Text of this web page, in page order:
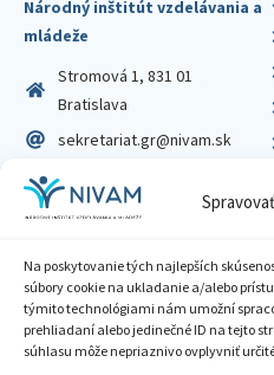
Na poskytovanie tých najlepších
súbory cookie na ukladanie a/alebo
týmito technológiami nám umožní
prehliadaní alebo jedinečné ID na tejto
súhlasu môže nepriaznivo ovplyvniť
Národný inštitút vzdelávania a
mládeže
Stromová 1, 831 01
Bratislava
sekretariat.gr@nivam.sk
IČO: 00164348
DIČ: 2020798714
Zásady